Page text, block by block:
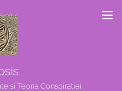
si Teoria Conspiratiei